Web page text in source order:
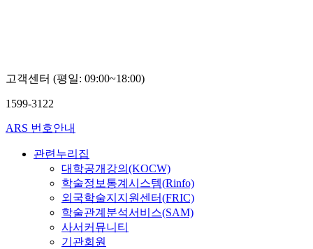
고객센터 (평일: 09:00~18:00)
1599-3122
ARS 번호안내
관련누리집
대학공개강의(KOCW)
학술정보통계시스템(Rinfo)
외국학술지지원센터(FRIC)
학술관계분석서비스(SAM)
사서커뮤니티
기관회원